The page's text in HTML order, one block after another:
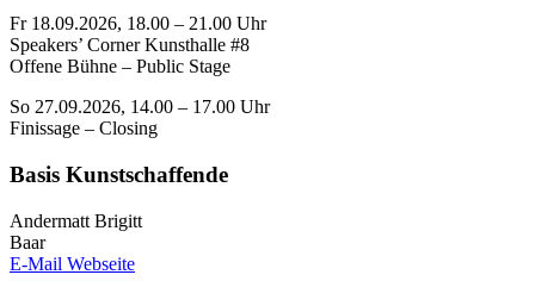
Fr 18.09.2026, 18.00 – 21.00 Uhr
Speakers’ Corner Kunsthalle #8
Offene Bühne – Public Stage
So 27.09.2026, 14.00 – 17.00 Uhr
Finissage – Closing
Basis Kunstschaffende
Andermatt Brigitt
Baar
E-Mail Webseite